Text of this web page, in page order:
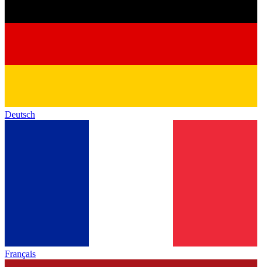
Deutsch
Français